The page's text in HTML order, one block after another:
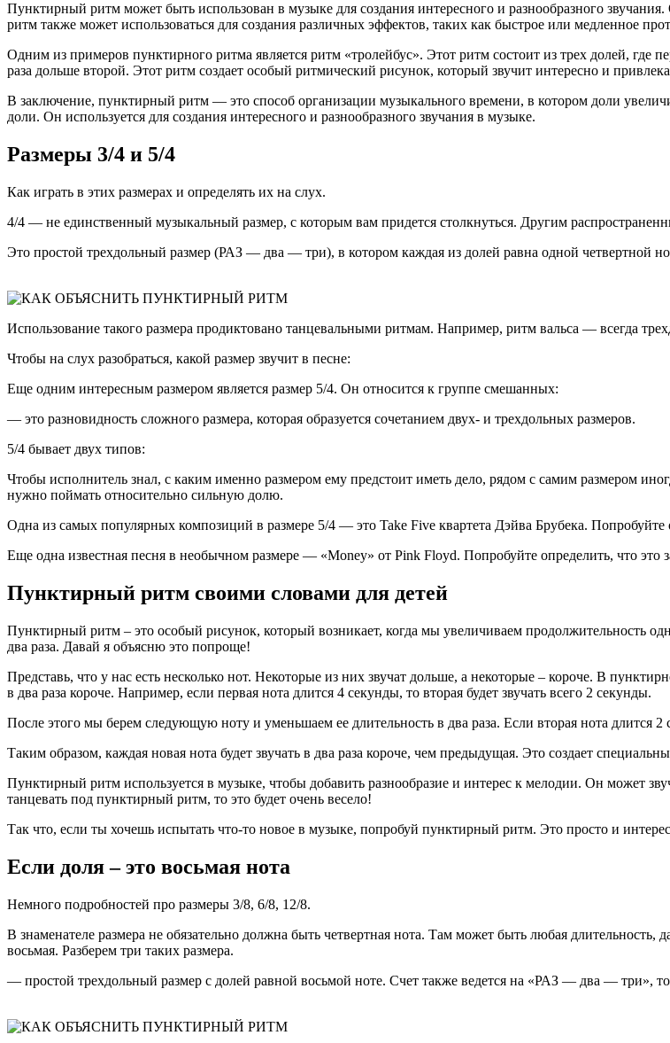
Пунктирный ритм может быть использован в музыке для создания интересного и разнообразного
ритм также может использоваться для создания различных эффектов, таких как быстрое или медленное
Одним из примеров пунктирного ритма является ритм «тролейбус». Этот ритм состоит из трех долей, где
раза дольше второй. Этот ритм создает особый ритмический рисунок, который звучит интересно и
В заключение, пунктирный ритм — это способ организации музыкального времени, в котором доли
доли. Он используется для создания интересного и разнообразного звучания в музыке.
Размеры 3/4 и 5/4
Как играть в этих размерах и определять их на слух.
4/4 — не единственный музыкальный размер, с которым вам придется столкнуться. Другим
Это простой трехдольный размер (РАЗ — два — три), в котором каждая из долей равна одной четвертной
Использование такого размера продиктовано танцевальными ритмам. Например, ритм вальса — всегда
Чтобы на слух разобраться, какой размер звучит в песне:
Еще одним интересным размером является размер 5/4. Он относится к группе смешанных:
— это разновидность сложного размера, которая образуется сочетанием двух- и трехдольных размеров.
5/4 бывает двух типов:
Чтобы исполнитель знал, с каким именно размером ему предстоит иметь дело, рядом с самим размером
нужно поймать относительно сильную долю.
Одна из самых популярных композиций в размере 5/4 — это Take Five квартета Дэйва Брубека. Попробуйте
Еще одна известная песня в необычном размере — «Money» от Pink Floyd. Попробуйте определить, что это
Пунктирный ритм своими словами для детей
Пунктирный ритм – это особый рисунок, который возникает, когда мы увеличиваем продолжительность
два раза. Давай я объясню это попроще!
Представь, что у нас есть несколько нот. Некоторые из них звучат дольше, а некоторые – короче. В
в два раза короче. Например, если первая нота длится 4 секунды, то вторая будет звучать всего 2 секунды.
После этого мы берем следующую ноту и уменьшаем ее длительность в два раза. Если вторая нота длится 2
Таким образом, каждая новая нота будет звучать в два раза короче, чем предыдущая. Это создает
Пунктирный ритм используется в музыке, чтобы добавить разнообразие и интерес к мелодии. Он может
танцевать под пунктирный ритм, то это будет очень весело!
Так что, если ты хочешь испытать что-то новое в музыке, попробуй пунктирный ритм. Это просто и
Если доля – это восьмая нота
Немного подробностей про размеры 3/8, 6/8, 12/8.
В знаменателе размера не обязательно должна быть четвертная нота. Там может быть любая
восьмая. Разберем три таких размера.
— простой трехдольный размер с долей равной восьмой ноте. Счет также ведется на «РАЗ — два — три»,